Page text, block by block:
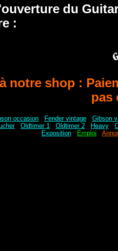
du
:
notre shop :
pas
occasion- Fender vintage- Gibson
- Oldtimer 1 Oldtimer 2 Heavy
Exposition
Emploi